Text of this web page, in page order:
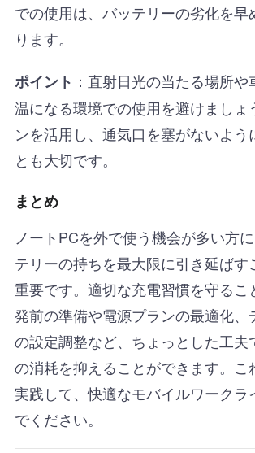
での使用は、バッテリーの劣化を早
ります。
ポイント ：直射日光の当たる場所
温になる環境での使用を避けましょ
ンを活用し、通気口を塞がないよう
とも大切です。
まとめ
ノートPCを外で使う機会が多い方
テリーの持ちを最大限に引き延ばす
重要です。適切な充電習慣を守るこ
発前の準備や電源プランの最適化、
の設定調整など、ちょっとした工夫
の消耗を抑えることができます。こ
実践して、快適なモバイルワークラ
でください。